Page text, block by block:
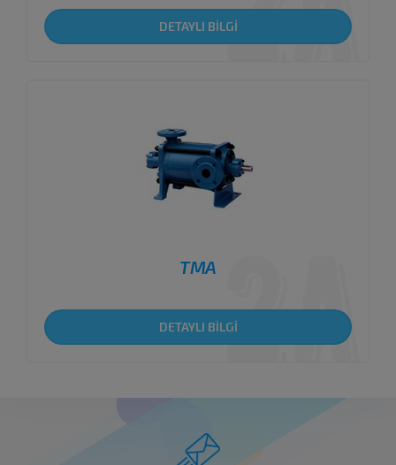
DETAYLI BİLGİ
TMA
DETAYLI BİLGİ